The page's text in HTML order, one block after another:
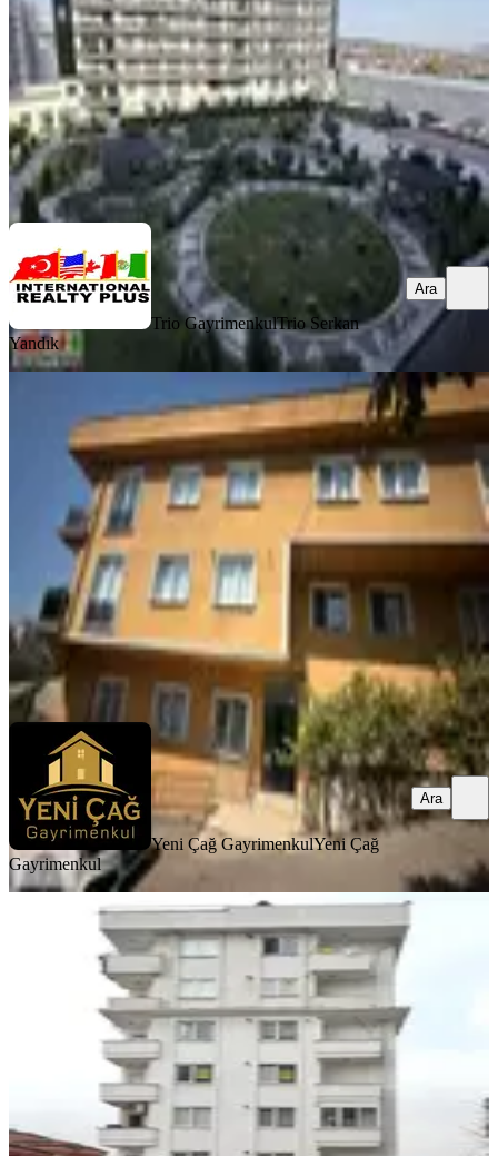
1+1·74 m²·3. Kat·06.08.2026
34.500 ₺
Trio Gayrimenkul Trio Serkan Yandık
Ara
Trio GayrimenkulTrio Serkan
Yandık
Ara
Dumlupınar Mahallesinde 3+1 Kiralık
Daire Metroya Yakın
Pendik, Dumlupınar Mahallesi
3+1 ·110 m²·Kot 1 06.08.2026
28.000 ₺
Yeni Çağ GayrimenkulYeni Çağ Gayrimenkul
Ara
Yeni Çağ GayrimenkulYeni Çağ
Gayrimenkul
Ara
Pendik 3+1 Daire Kaymakamlık
Karşısı Deniz Manzaralı
Pendik, Doğu Mahallesi
3+1 ·130 m² ·5. Kat· 06.08.2026
45.000 ₺